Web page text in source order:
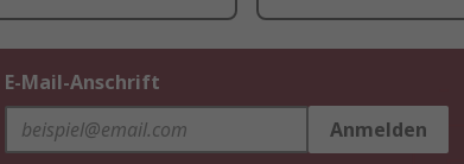
E-Mail-Anschrift
Anmelden